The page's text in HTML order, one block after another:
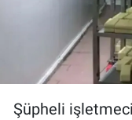
Şüpheli